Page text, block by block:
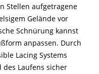
Stellen aufgetragene
Gelände vor
Schnürung kannst
anpassen. Durch
Lacing Systems
Laufens sicher